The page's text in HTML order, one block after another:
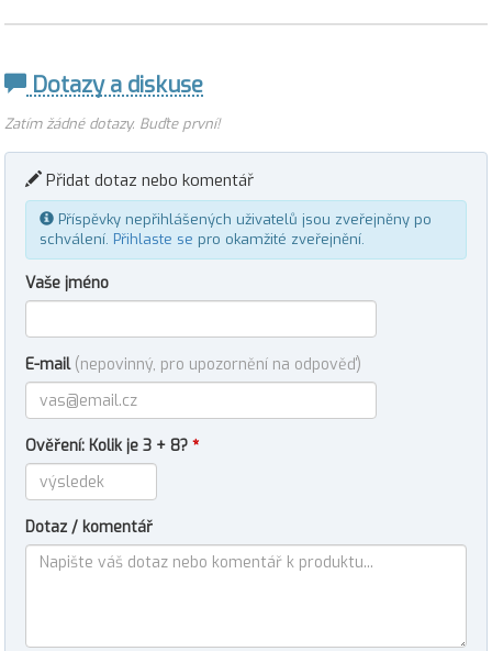
Dotazy a diskuse
Zatím žádné dotazy. Buďte první!
Přidat dotaz nebo komentář
Příspěvky nepřihlášených uživatelů jsou zveřejněny po
schválení. Přihlaste se pro okamžité zveřejnění.
Vaše jméno
E-mail (nepovinný, pro upozornění na odpověď)
Ověření: Kolik je 3 + 8? *
Dotaz / komentář